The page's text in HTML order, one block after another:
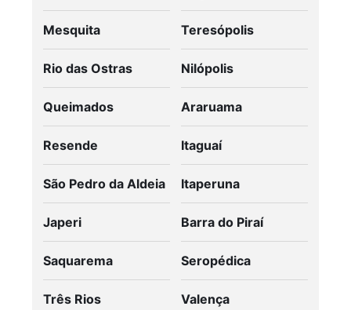
Mesquita Teresópolis
Rio das Ostras Nilópolis
Queimados Araruama
Resende Itaguaí
São Pedro da Aldeia Itaperuna
Japeri Barra do Piraí
Saquarema Seropédica
Três Rios Valença